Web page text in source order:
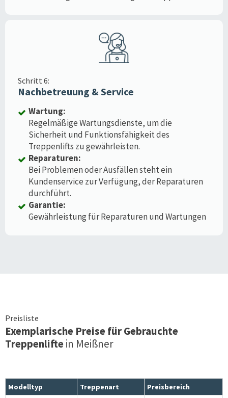
Schritt 6:
Nachbetreuung & Service
Wartung:
Regelmäßige Wartungsdienste, um die
Sicherheit und Funktionsfähigkeit des
Treppenlifts zu gewährleisten.
Reparaturen:
Bei Problemen oder Ausfällen steht ein
Kundenservice zur Verfügung, der Reparaturen
durchführt.
Garantie:
Gewährleistung für Reparaturen und Wartungen
Preisliste
Exemplarische Preise für Gebrauchte
Treppenliftein Meißner
Modelltyp Treppenart
Preisbereich